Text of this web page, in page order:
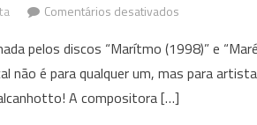
Comentários desativadosem
Calcanhotto
mostra
toda
pelos discos “Marítmo (1998)” e “Maré
não é para qualquer um, mas para
A compositora […]